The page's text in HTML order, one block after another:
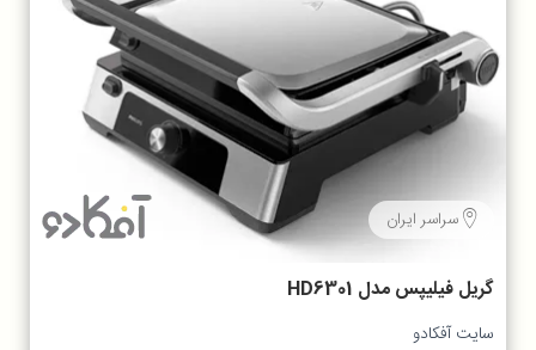
سراسر ایران
گریل فیلیپس مدل HD6301
سایت آفکادو